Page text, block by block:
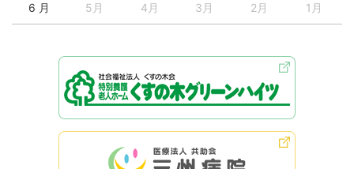
6 月 5月 4月 3月 2月 1月